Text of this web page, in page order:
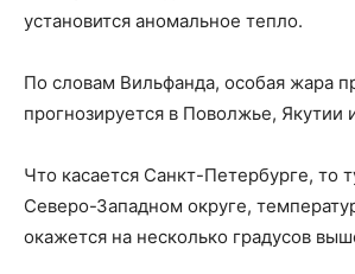
установится аномальное тепло.
По словам Вильфанда, особая жара
прогнозируется в Поволжье, Якутии
Что касается Санкт-Петербурге, то
Северо-Западном округе,
окажется на несколько градусов